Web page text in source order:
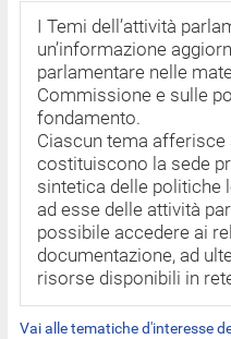
I Temi dell’attività
un’informazione
parlamentare nelle
Commissione e sulle
fondamento.
Ciascun tema afferisce
costituiscono la sede
sintetica delle politiche
ad esse delle attività
possibile accedere ai
documentazione, ad
risorse disponibili in
Vai alle tematiche d'interesse